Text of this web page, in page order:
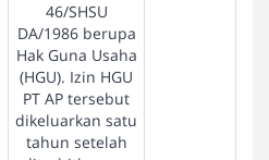
46/SHSU
DA/1986 berupa
Hak Guna Usaha
(HGU). Izin HGU
PT AP tersebut
dikeluarkan satu
tahun setelah